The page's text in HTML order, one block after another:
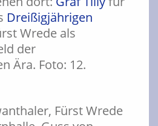
Dreißigjährigen
Wrede als
der
Ära. Foto: 12.